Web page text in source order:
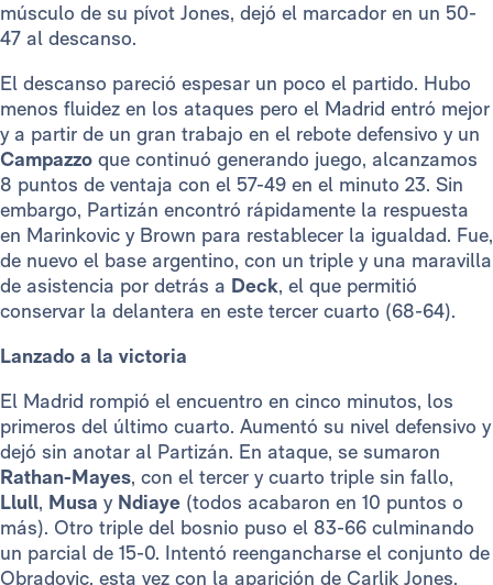
músculo de su pívot Jones, dejó el marcador en un 50-
47 al descanso.
El descanso pareció espesar un poco el partido. Hubo
menos fluidez en los ataques pero el Madrid entró mejor
y a partir de un gran trabajo en el rebote defensivo y un
Campazzo que continuó generando juego, alcanzamos
8 puntos de ventaja con el 57-49 en el minuto 23. Sin
embargo, Partizán encontró rápidamente la respuesta
en Marinkovic y Brown para restablecer la igualdad. Fue,
de nuevo el base argentino, con un triple y una maravilla
de asistencia por detrás a Deck, el que permitió
conservar la delantera en este tercer cuarto (68-64).
Lanzado a la victoria
El Madrid rompió el encuentro en cinco minutos, los
primeros del último cuarto. Aumentó su nivel defensivo y
dejó sin anotar al Partizán. En ataque, se sumaron
Rathan-Mayes, con el tercer y cuarto triple sin fallo,
Llull, Musa y Ndiaye (todos acabaron en 10 puntos o
más). Otro triple del bosnio puso el 83-66 culminando
un parcial de 15-0. Intentó reengancharse el conjunto de
Obradovic, esta vez con la aparición de Carlik Jones,